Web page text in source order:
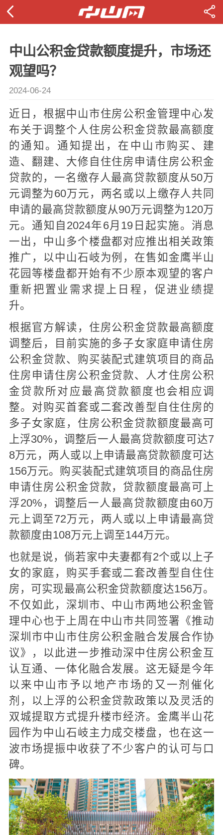
中山公积金贷款额度提升，市场还
观望吗？
2024-06-24
近日，根据中山市住房公积金管理中心发
布关于调整个人住房公积金贷款最高额度
的通知。通知提出，在中山市购买、建
造、翻建、大修自住住房申请住房公积金
贷款的，一名缴存人最高贷款额度从50万
元调整为60万元，两名或以上缴存人共同
申请的最高贷款额度从90万元调整为120万
元。通知自2024年6月19日起实施。消息
一出，中山多个楼盘都对应推出相关政策
推广，以中山石岐为例，在售如金鹰半山
花园等楼盘都开始有不少原本观望的客户
重新把置业需求提上日程，促进业绩提
升。
根据官方解读，住房公积金贷款最高额度
调整后，目前实施的多子女家庭申请住房
公积金贷款、购买装配式建筑项目的商品
住房申请住房公积金贷款、人才住房公积
金贷款所对应最高贷款额度也会相应调
整。对购买首套或二套改善型自住住房的
多子女家庭，住房公积金贷款额度最高可
上浮30%，调整后一人最高贷款额度可达7
8万元，两人或以上申请最高贷款额度可达
156万元。购买装配式建筑项目的商品住房
申请住房公积金贷款，贷款额度最高可上
浮20%，调整后一人最高贷款额度由60万
元上调至72万元，两人或以上申请最高贷
款额度由108万元上调至144万元。
也就是说，倘若家中夫妻都有2个或以上子
女的家庭，购买手套或二套改善型自住住
房，可实现最高公积金贷款额度达156万。
不仅如此，深圳市、中山市两地公积金管
理中心也于上周在中山市共同签署《推动
深圳市中山市住房公积金融合发展合作协
议》，以此进一步推动深中住房公积金互
认互通、一体化融合发展。这无疑是今年
以来中山市予以地产市场的又一剂催化
剂，以上浮的公积金贷款政策以及灵活的
双城提取方式提升楼市经济。金鹰半山花
园作为中山石岐主力成交楼盘，也在这一
波市场提振中收获了不少客户的认可与口
碑。